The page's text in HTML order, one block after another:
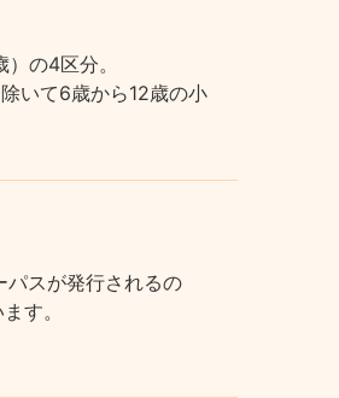
の4区分。
いて6歳から12歳の小
パスが発行されるの
す。